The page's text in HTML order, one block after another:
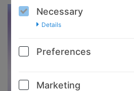
Necessary
Details
Preferences
Marketing